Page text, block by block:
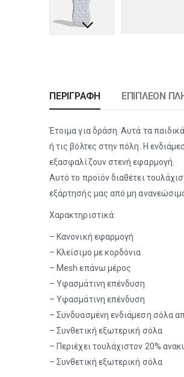
ΠΕΡΙΓΡΑΦΉ ΕΠΙΠΛΈΟΝ
Έτοιμα για δράση. Αυτά τα
ή τις βόλτες στην πόλη. Η
εξασφαλίζουν στενή εφαρμογή.
Αυτό το προϊόν διαθέτει
εξάρτησής μας από μη
Χαρακτηριστικά:
– Κανονική εφαρμογή
– Κλείσιμο με κορδόνια
– Mesh επάνω μέρος
– Υφασμάτινη επένδυση
– Υφασμάτινη επένδυση
– Συνδυασμένη ενδιάμεση σόλα
– Συνθετική εξωτερική σόλα
– Περιέχει τουλάχιστον 20%
– Συνθετική εξωτερική σόλα